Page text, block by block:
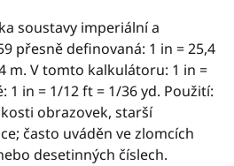
soustavy imperiální a
přesně definovaná: 1 in = 25,4
m. V tomto kalkulátoru: 1 in =
1 in = 1/12 ft = 1/36 yd. Použití:
obrazovek, starší
často uváděn ve zlomcích
desetinných číslech.